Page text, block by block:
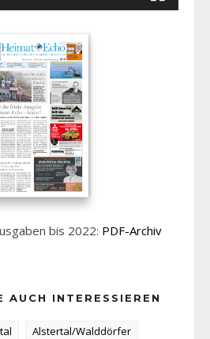
bis 2022: PDF-Archiv
AUCH INTERESSIEREN
Alstertal/Walddörfer